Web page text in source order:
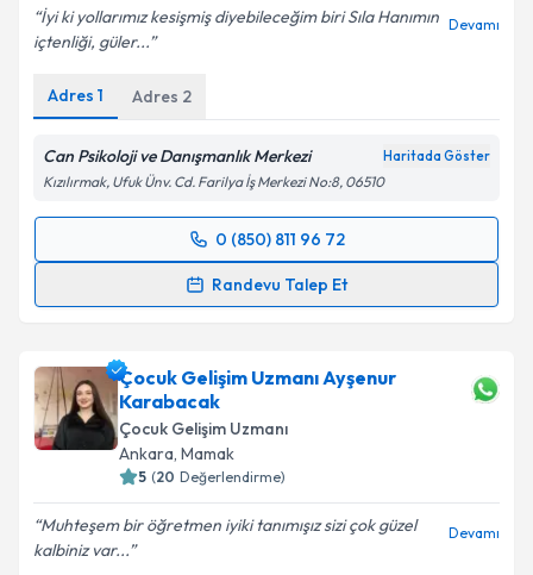
İyi ki yollarımız kesişmiş diyebileceğim biri Sıla Hanımın
içtenliği, güler...
Devamı
Adres 1 Adres 2
Can Psikoloji ve Danışmanlık Merkezi Haritada Göster
Kızılırmak, Ufuk Ünv. Cd. Farilya İş Merkezi No:8, 06510
0 (850) 811 96 72
Randevu Talep Et
Randevu Takvimi Talebi
takvim hazırlandığında e-posta ile bilgilendireceğiz.
E-posta Adresiniz
Kişisel verilerimin işlenmesine ilişkin
Aydınlatma
Çocuk Gelişim Uzmanı Ayşenur
Karabacak
Çocuk Gelişim Uzmanı
Ankara, Mamak
5 (20 Değerlendirme)
Muhteşem bir öğretmen iyiki tanımışız sizi çok güzel
kalbiniz var...
Devamı